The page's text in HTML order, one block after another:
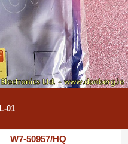
01
W7-50957/HQ